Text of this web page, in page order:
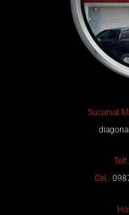
Sucursal
Cel.: